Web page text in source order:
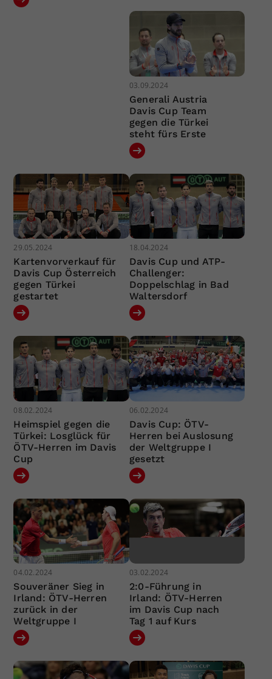
03.09.2024
Generali Austria
Davis Cup Team
gegen die Türkei
steht fürs Erste
29.05.2024
Kartenvorverkauf für
Davis Cup Österreich
gegen Türkei
gestartet
18.04.2024
Davis Cup und ATP-
Challenger:
Doppelschlag in Bad
Waltersdorf
08.02.2024
Heimspiel gegen die
Türkei: Losglück für
ÖTV-Herren im Davis
Cup
06.02.2024
Davis Cup: ÖTV-
Herren bei Auslosung
der Weltgruppe I
gesetzt
04.02.2024
Souveräner Sieg in
Irland: ÖTV-Herren
zurück in der
Weltgruppe I
03.02.2024
2:0-Führung in
Irland: ÖTV-Herren
im Davis Cup nach
Tag 1 auf Kurs